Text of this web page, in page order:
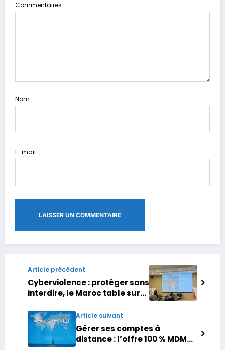
Commentaires
Nom
E-mail
Article précédent
Cyberviolence : protéger sans
interdire, le Maroc table sur
graduée »
Article suivant
Gérer ses comptes à
distance : l’offre 100 % MDM